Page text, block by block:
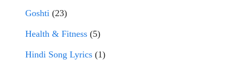
Goshti (23)
Health & Fitness (5)
Hindi Song Lyrics (1)